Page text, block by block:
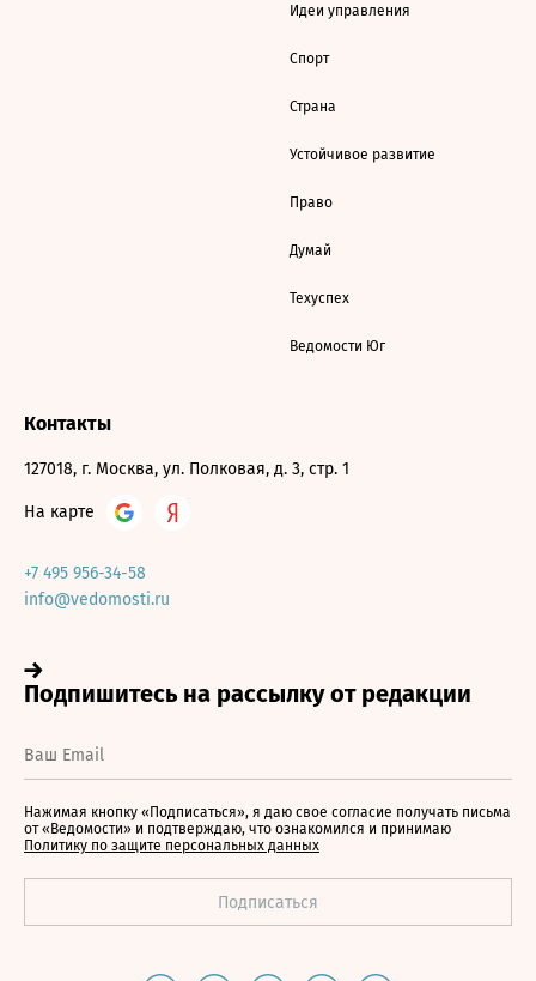
Идеи управления
Спорт
Страна
Устойчивое развитие
Право
Думай
Техуспех
Ведомости Юг
Контакты
127018, г. Москва, ул. Полковая, д. 3, стр. 1
На карте
+7 495 956-34-58
info@vedomosti.ru
Нажимая кнопку «Подписаться», я даю свое согласие получать письма
от «Ведомости» и подтверждаю, что ознакомился и принимаю
Политику по защите персональных данных